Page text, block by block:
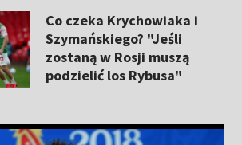
Co czeka Krychowiaka i
Szymańskiego? "Jeśli
zostaną w Rosji muszą
podzielić los Rybusa"